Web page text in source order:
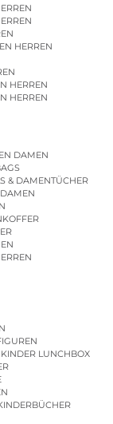
HERREN
HERREN
HERREN
DAMEN
& DAMENTÜCHER
LUNCHBOX